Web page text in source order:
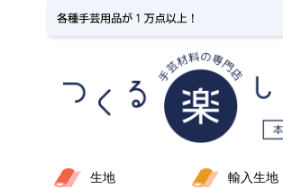
生地 輸入生地